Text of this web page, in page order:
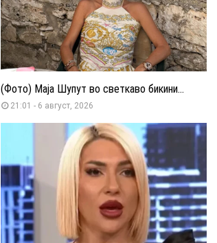
(Фото) Маја Шупут во светкаво бикини...
21:01 - 6 август, 2026